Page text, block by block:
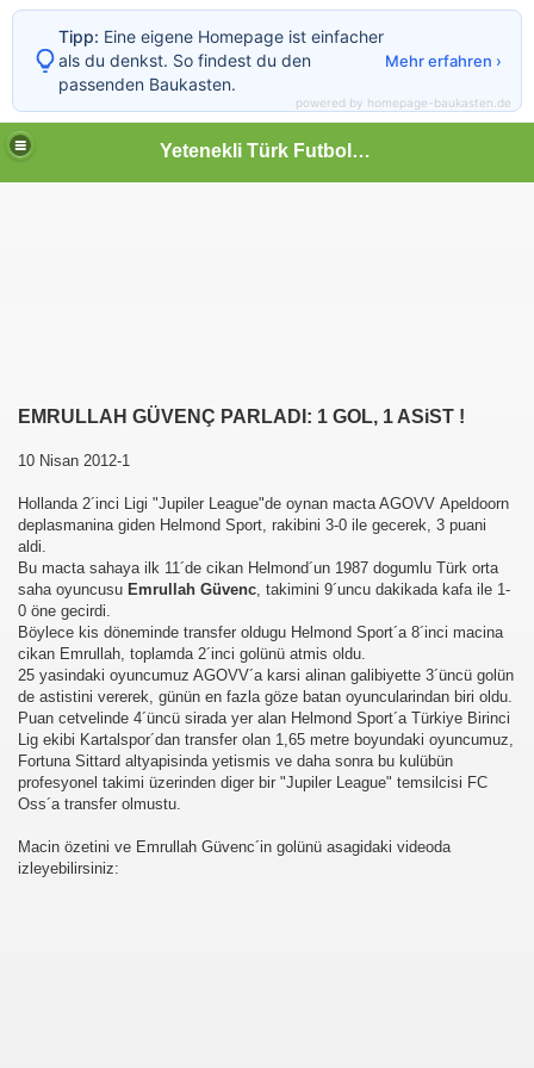
Yetenekli Türk Futbolcular
EMRULLAH GÜVENÇ PARLADI: 1 GOL, 1 ASiST !
10 Nisan 2012-1
Hollanda 2´inci Ligi "Jupiler League"de oynan macta AGOVV Apeldoorn
deplasmanina giden Helmond Sport, rakibini 3-0 ile gecerek, 3 puani
aldi.
Bu macta sahaya ilk 11´de cikan Helmond´un 1987 dogumlu Türk orta
saha oyuncusu Emrullah Güvenc, takimini 9´uncu dakikada kafa ile 1-
0 öne gecirdi.
Böylece kis döneminde transfer oldugu Helmond Sport´a 8´inci macina
cikan Emrullah, toplamda 2´inci golünü atmis oldu.
25 yasindaki oyuncumuz AGOVV´a karsi alinan galibiyette 3´üncü golün
de astistini vererek, günün en fazla göze batan oyuncularindan biri oldu.
Puan cetvelinde 4´üncü sirada yer alan Helmond Sport´a Türkiye Birinci
Lig ekibi Kartalspor´dan transfer olan 1,65 metre boyundaki oyuncumuz,
Fortuna Sittard altyapisinda yetismis ve daha sonra bu kulübün
profesyonel takimi üzerinden diger bir "Jupiler League" temsilcisi FC
Oss´a transfer olmustu.
Macin özetini ve Emrullah Güvenc´in golünü asagidaki videoda
izleyebilirsiniz:
Tipp: Eine eigene Homepage ist einfacher
als du denkst. So findest du den
passenden Baukasten.
Mehr erfahren ›
powered by homepage-baukasten.de